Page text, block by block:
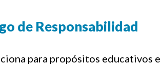
de Responsabilidad
para propósitos educativos